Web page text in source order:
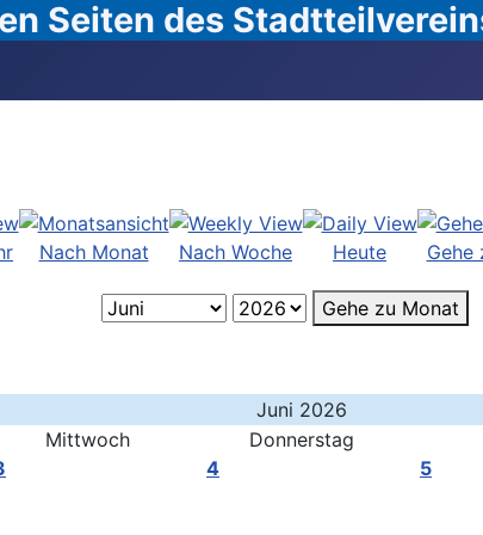
Seiten des
Nach Monat Nach Woche Heute Gehe
Gehe zu Monat
Juni 2026
Mittwoch Donnerstag
4 5